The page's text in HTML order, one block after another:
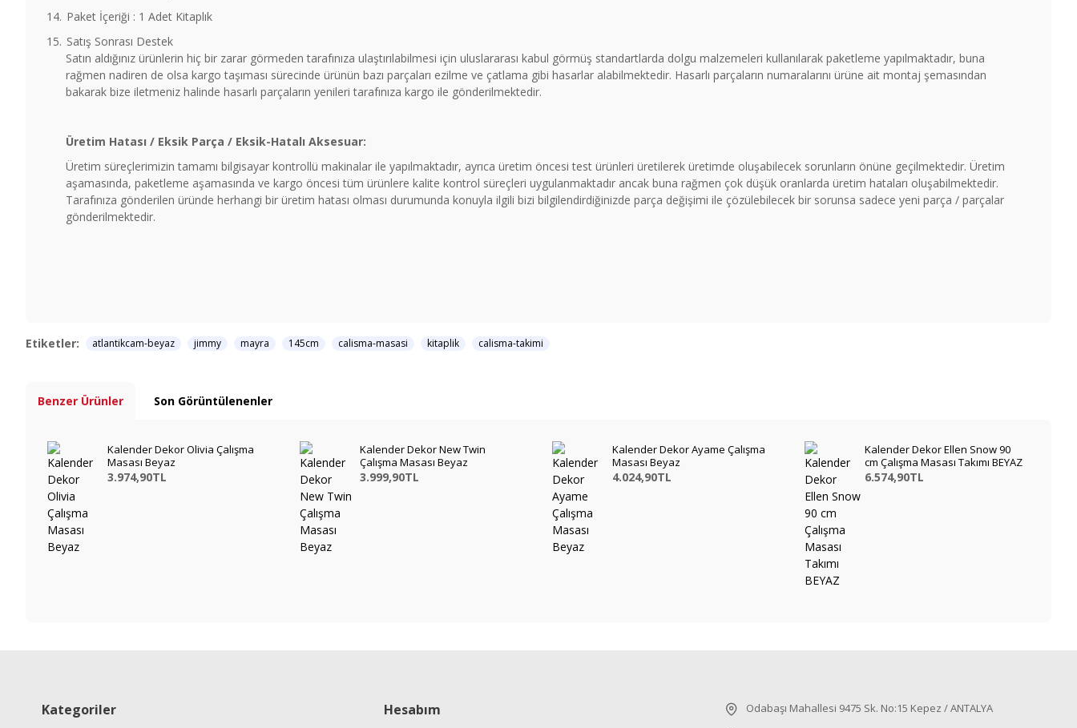
14. Paket İçeriği : 1 Adet Kitaplık
15. Satış Sonrası Destek
Satın aldığınız ürünlerin hiç bir zarar görmeden tarafınıza ulaştırılabilmesi için uluslararası kabul görmüş standartlarda dolgu malzemeleri kullanılarak paketleme yapılmaktadır, buna
rağmen nadiren de olsa kargo taşıması sürecinde ürünün bazı parçaları ezilme ve çatlama gibi hasarlar alabilmektedir. Hasarlı parçaların numaralarını ürüne ait montaj şemasından
bakarak bize iletmeniz halinde hasarlı parçaların yenileri tarafınıza kargo ile gönderilmektedir.
Üretim Hatası / Eksik Parça / Eksik-Hatalı Aksesuar:
Üretim süreçlerimizin tamamı bilgisayar kontrollü makinalar ile yapılmaktadır, ayrıca üretim öncesi test ürünleri üretilerek üretimde oluşabilecek sorunların önüne geçilmektedir. Üretim
aşamasında, paketleme aşamasında ve kargo öncesi tüm ürünlere kalite kontrol süreçleri uygulanmaktadır ancak buna rağmen çok düşük oranlarda üretim hataları oluşabilmektedir.
Tarafınıza gönderilen üründe herhangi bir üretim hatası olması durumunda konuyla ilgili bizi bilgilendirdiğinizde parça değişimi ile çözülebilecek bir sorunsa sadece yeni parça / parçalar
gönderilmektedir.
Etiketler: atlantikcam-beyaz jimmy mayra 145cm calisma-masasi kitaplik calisma-takimi
Benzer Ürünler Son Görüntülenenler
Kalender Dekor Olivia Çalışma
Masası Beyaz
3.974,90TL
Kalender Dekor New Twin
Çalışma Masası Beyaz
3.999,90TL
Kalender Dekor Ayame Çalışma
Masası Beyaz
4.024,90TL
Kalender Dekor Ellen Snow 90
cm Çalışma Masası Takımı BEYAZ
6.574,90TL
Kategoriler Hesabım
Odabaşı Mahallesi 9475 Sk. No:15 Kepez / ANTALYA